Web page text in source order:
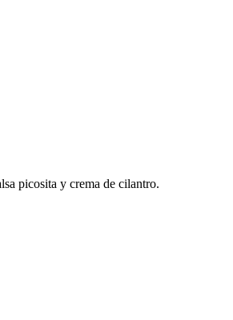
picosita y crema de cilantro.